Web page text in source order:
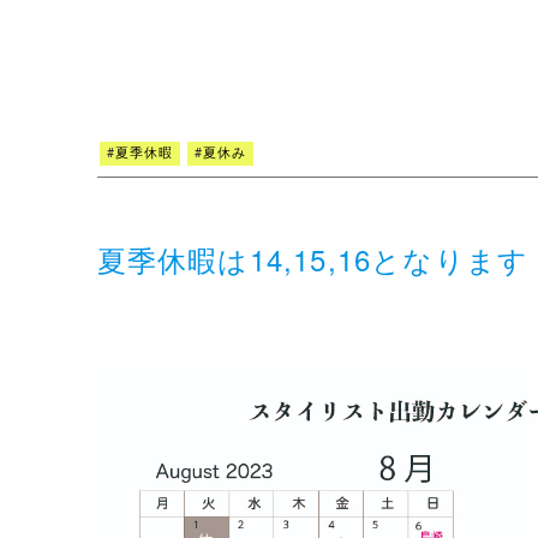
#夏季休暇 #夏休み
夏季休暇は14,15,16となります